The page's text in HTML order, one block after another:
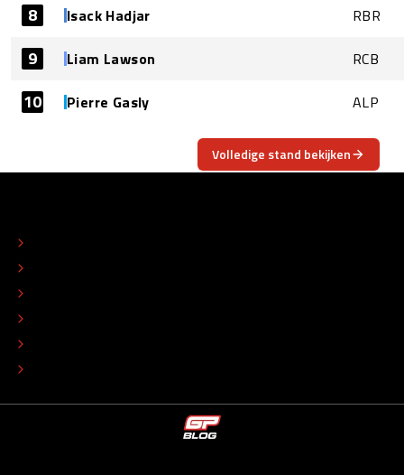
8 Isack Hadjar RBR
9 Liam Lawson RCB
10 Pierre Gasly ALP
Volledige stand bekijken